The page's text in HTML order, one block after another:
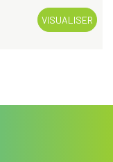
VISUALISER